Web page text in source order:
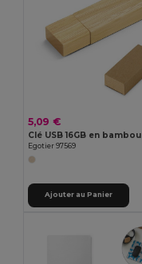
5,09 €
Clé USB 16GB en bambou
Egotier 97569
Ajouter au Panier